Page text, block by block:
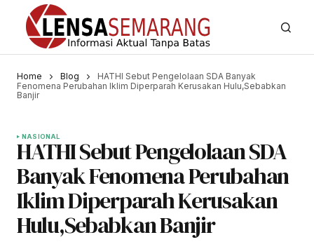
Home Blog
HATHI Sebut Pengelolaan SDA Banyak
Fenomena Perubahan Iklim Diperparah Kerusakan Hulu,Sebabkan
Banjir
NASIONAL
HATHI Sebut Pengelolaan SDA
Banyak Fenomena Perubahan
Iklim Diperparah Kerusakan
Hulu,Sebabkan Banjir